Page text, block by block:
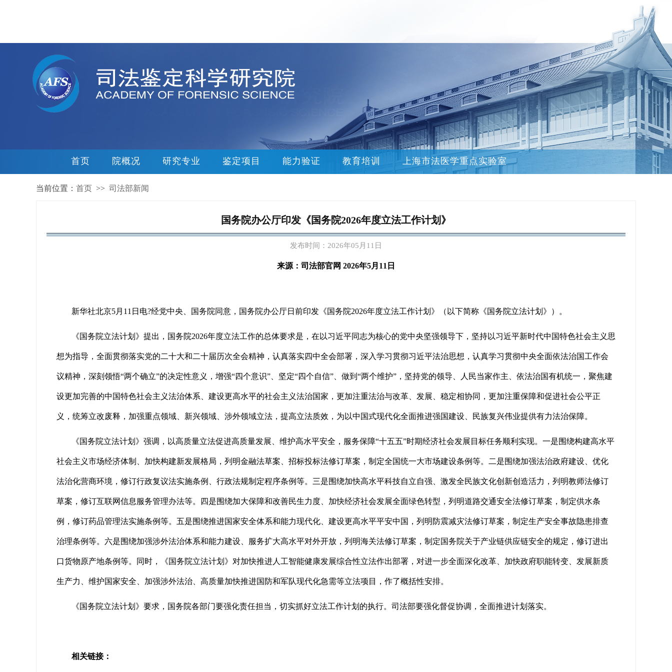
首页 院概况 研究专业 鉴定项目 能力验证 教育培训 上海市法医学重点实验室
当前位置： 首页 >> 司法部新闻
国务院办公厅印发《国务院2026年度立法工作计划》
发布时间：2026年05月11日
来源：司法部官网 2026年5月11日
新华社北京5月11日电?经党中央、国务院同意，国务院办公厅日前印发《国务院2026年度立法工作计划》（以下简称《国务院立法计划》）。
《国务院立法计划》提出，国务院2026年度立法工作的总体要求是，在以习近平同志为核心的党中央坚强领导下，坚持以习近平新时代中国特色社会主义思
想为指导，全面贯彻落实党的二十大和二十届历次全会精神，认真落实四中全会部署，深入学习贯彻习近平法治思想，认真学习贯彻中央全面依法治国工作会
议精神，深刻领悟“两个确立”的决定性意义，增强“四个意识”、坚定“四个自信”、做到“两个维护”，坚持党的领导、人民当家作主、依法治国有机统一，聚焦建
设更加完善的中国特色社会主义法治体系、建设更高水平的社会主义法治国家，更加注重法治与改革、发展、稳定相协同，更加注重保障和促进社会公平正
义，统筹立改废释，加强重点领域、新兴领域、涉外领域立法，提高立法质效，为以中国式现代化全面推进强国建设、民族复兴伟业提供有力法治保障。
《国务院立法计划》强调，以高质量立法促进高质量发展、维护高水平安全，服务保障“十五五”时期经济社会发展目标任务顺利实现。一是围绕构建高水平
社会主义市场经济体制、加快构建新发展格局，列明金融法草案、招标投标法修订草案，制定全国统一大市场建设条例等。二是围绕加强法治政府建设、优化
法治化营商环境，修订行政复议法实施条例、行政法规制定程序条例等。三是围绕加快高水平科技自立自强、激发全民族文化创新创造活力，列明教师法修订
草案，修订互联网信息服务管理办法等。四是围绕加大保障和改善民生力度、加快经济社会发展全面绿色转型，列明道路交通安全法修订草案，制定供水条
例，修订药品管理法实施条例等。五是围绕推进国家安全体系和能力现代化、建设更高水平平安中国，列明防震减灾法修订草案，制定生产安全事故隐患排查
治理条例等。六是围绕加强涉外法治体系和能力建设、服务扩大高水平对外开放，列明海关法修订草案，制定国务院关于产业链供应链安全的规定，修订进出
口货物原产地条例等。同时，《国务院立法计划》对加快推进人工智能健康发展综合性立法作出部署，对进一步全面深化改革、加快政府职能转变、发展新质
生产力、维护国家安全、加强涉外法治、高质量加快推进国防和军队现代化急需等立法项目，作了概括性安排。
《国务院立法计划》要求，国务院各部门要强化责任担当，切实抓好立法工作计划的执行。司法部要强化督促协调，全面推进计划落实。
相关链接：